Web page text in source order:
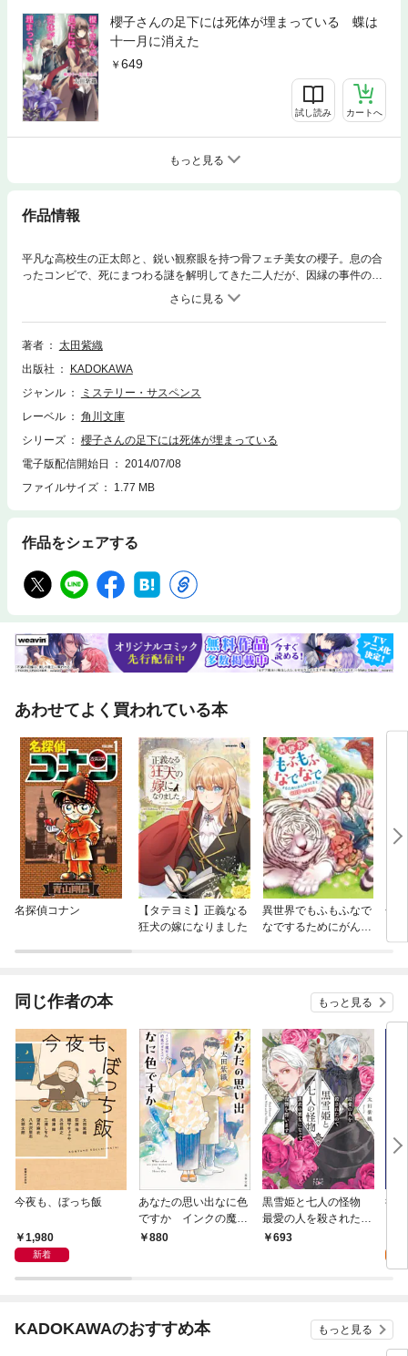
櫻子さんの足下には死体が埋まっている 蝶は
十一月に消えた
649
試し読み カートへ
もっと見る
作品情報
平凡な高校生の正太郎と、鋭い観察眼を持つ骨フェチ美女の櫻子。息の合
ったコンビで、死にまつわる謎を解明してきた二人だが、因縁の事件の調
査のため、函館に旅をすることになり・・・。シリーズ初の長編！
著者
太田紫織
出版社
KADOKAWA
ジャンル
ミステリー・サスペンス
レーベル
角川文庫
シリーズ
櫻子さんの足下には死体が埋まっている
電子版配信開始日
2014/07/08
ファイルサイズ
1.77 MB
作品をシェアする
あわせてよく買われている本
名探偵コナン
【タテヨミ】正義なる
狂犬の嫁になりました
異世界でもふもふなで
なでするためにがんば
金
同じ作者の本 もっと見る
今夜も、ぼっち飯
1,980
新着
あなたの思い出なに色
ですか インクの魔女
と約束のガラスペン
880
黒雪姫と七人の怪物
最愛の人を殺されたの
で黒衣の悪女になって
693
後
KADOKAWAのおすすめ本 もっと見る